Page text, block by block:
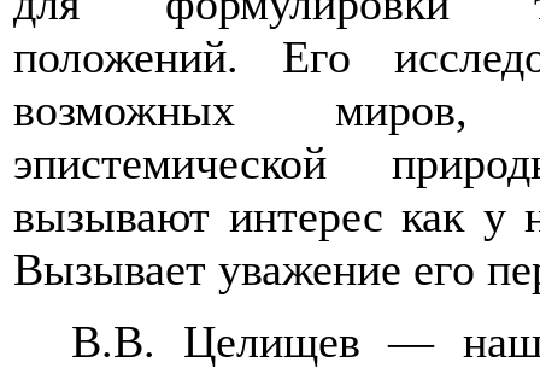
положений. Его
возможных миров,
эпистемической
вызывают интерес как у
Вызывает уважение его
В.В. Целищев — наш